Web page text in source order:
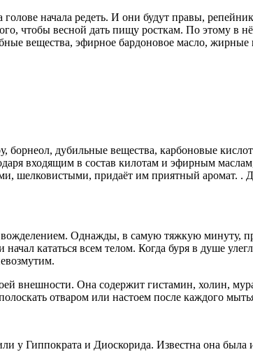
начала редеть. И они будут правы,
чтобы весной дать пищу росткам. По этому в
вещества, эфирное бардоновое масло,
дубильные вещества, карбоновые
входящим в состав килотам и эфирным
шелковистыми, придаёт им приятный аромат. .
Однажды, в самую тяжкую минуту,
кататься всем телом. Когда буря в душе
внешности. Она содержит гистамин, холин,
отваром или настоем после каждого
у Гиппократа и Диоскорида. Известна она была